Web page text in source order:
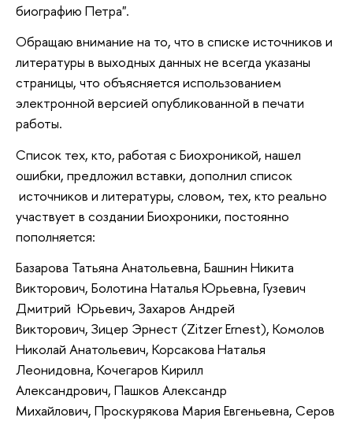
биографию Петра".
Обращаю внимание на то, что в списке источников и
литературы в выходных данных не всегда указаны
страницы, что объясняется использованием
электронной версией опубликованной в печати
работы.
Список тех, кто, работая с Биохроникой, нашел
ошибки, предложил вставки, дополнил список
источников и литературы, словом, тех, кто реально
участвует в создании Биохроники, постоянно
пополняется:
Базарова Татьяна Анатольевна, Башнин Никита
Викторович, Болотина Наталья Юрьевна, Гузевич
Дмитрий Юрьевич, Захаров Андрей
Викторович, Зицер Эрнест (Zitzer Ernest), Комолов
Николай Анатольевич, Корсакова Наталья
Леонидовна, Кочегаров Кирилл
Александрович, Пашков Александр
Михайлович, Проскурякова Мария Евгеньевна, Серов